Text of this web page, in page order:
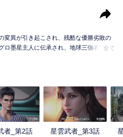
変異が引き起こされ、残酷な優勝劣敗の
ロ墨星主人に伝承され、地球三強者の一
全て
者_第2話 星雲武者_第3話